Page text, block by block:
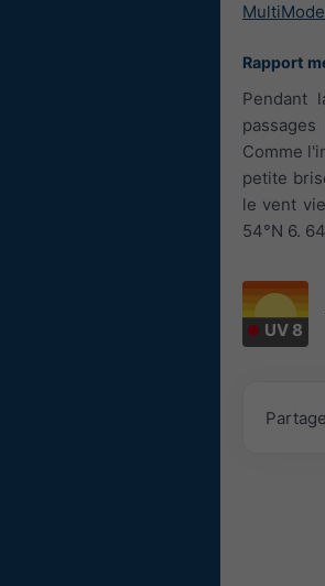
Rapport
Pendant
Comme
petite
le vent
54°N 6.
UV 8